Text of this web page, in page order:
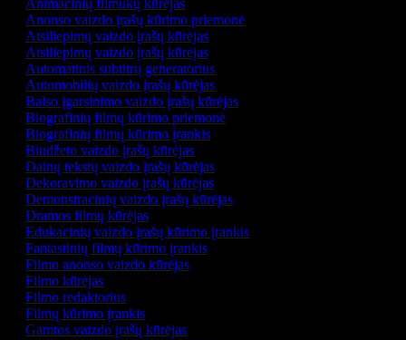
Animacinių filmukų kūrėjas
Anonso vaizdo įrašų kūrimo priemonė
Atsiliepimų vaizdo įrašų kūrėjas
Atsiliepimų vaizdo įrašų kūrėjas
Automatinis subtitrų generatorius
Automobilių vaizdo įrašų kūrėjas
Balso įgarsinimo vaizdo įrašų kūrėjas
Biografinių filmų kūrimo priemonė
Biografinių filmų kūrimo įrankis
Biudžeto vaizdo įrašų kūrėjas
Dainų tekstų vaizdo įrašų kūrėjas
Dekoravimo vaizdo įrašų kūrėjas
Demonstracinių vaizdo įrašų kūrėjas
Dramos filmų kūrėjas
Edukacinių vaizdo įrašų kūrimo įrankis
Fantastinių filmų kūrimo įrankis
Filmo anonso vaizdo kūrėjas
Filmo kūrėjas
Filmo redaktorius
Filmų kūrimo įrankis
Gamtos vaizdo įrašų kūrėjas